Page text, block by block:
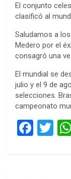
El conjunto
clasificó al
Saludamos a
Medero por el
consagró una
El mundial se
julio y el 9 de
selecciones.
campeonato
F
ce
T
tt